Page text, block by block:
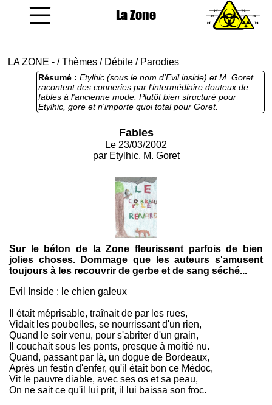
La Zone
LA ZONE - /Thèmes / Débile / Parodies
Résumé : Etylhic (sous le nom d'Evil inside) et M. Goret
racontent des conneries par l'intermédiaire douteux de
fables à l'ancienne mode. Plutôt bien structuré pour
Etylhic, gore et n'importe quoi total pour Goret.
Fables
Le 23/03/2002
par Etylhic, M. Goret
Sur le béton de la Zone fleurissent parfois de bien
jolies choses. Dommage que les auteurs s'amusent
toujours à les recouvrir de gerbe et de sang séché...
Evil Inside : le chien galeux
Il était méprisable, traînait de par les rues,
Vidait les poubelles, se nourrissant d'un rien,
Quand le soir venu, pour s'abriter d'un grain,
Il couchait sous les ponts, presque à moitié nu.
Quand, passant par là, un dogue de Bordeaux,
Après un festin d'enfer, qu'il était bon ce Médoc,
Vit le pauvre diable, avec ses os et sa peau,
On ne sait ce qu'il lui prit, il lui baissa son froc.